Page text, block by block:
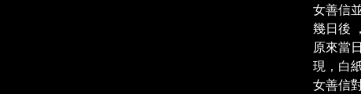
女善信
幾日後
原來當
現，白
女善信